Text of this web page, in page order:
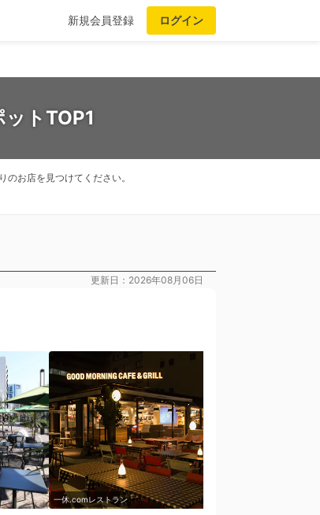
新規会員登録 ログイン
トTOP1
お店を見つけてください。
更新日：2026年08月06日
一休.comレストラン